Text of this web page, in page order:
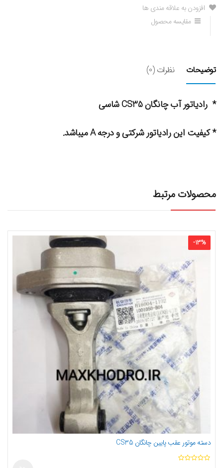
افزودن به علاقه مندی ها
مقایسه محصول
توضیحات نظرات (0)
* رادیاتور آب چانگان CS35 شاسی
* کیفیت این رادیاتور شرکتی و درجه A میباشد.
محصولات مرتبط
-13%
دسته موتور عقب پایین چانگان CS35